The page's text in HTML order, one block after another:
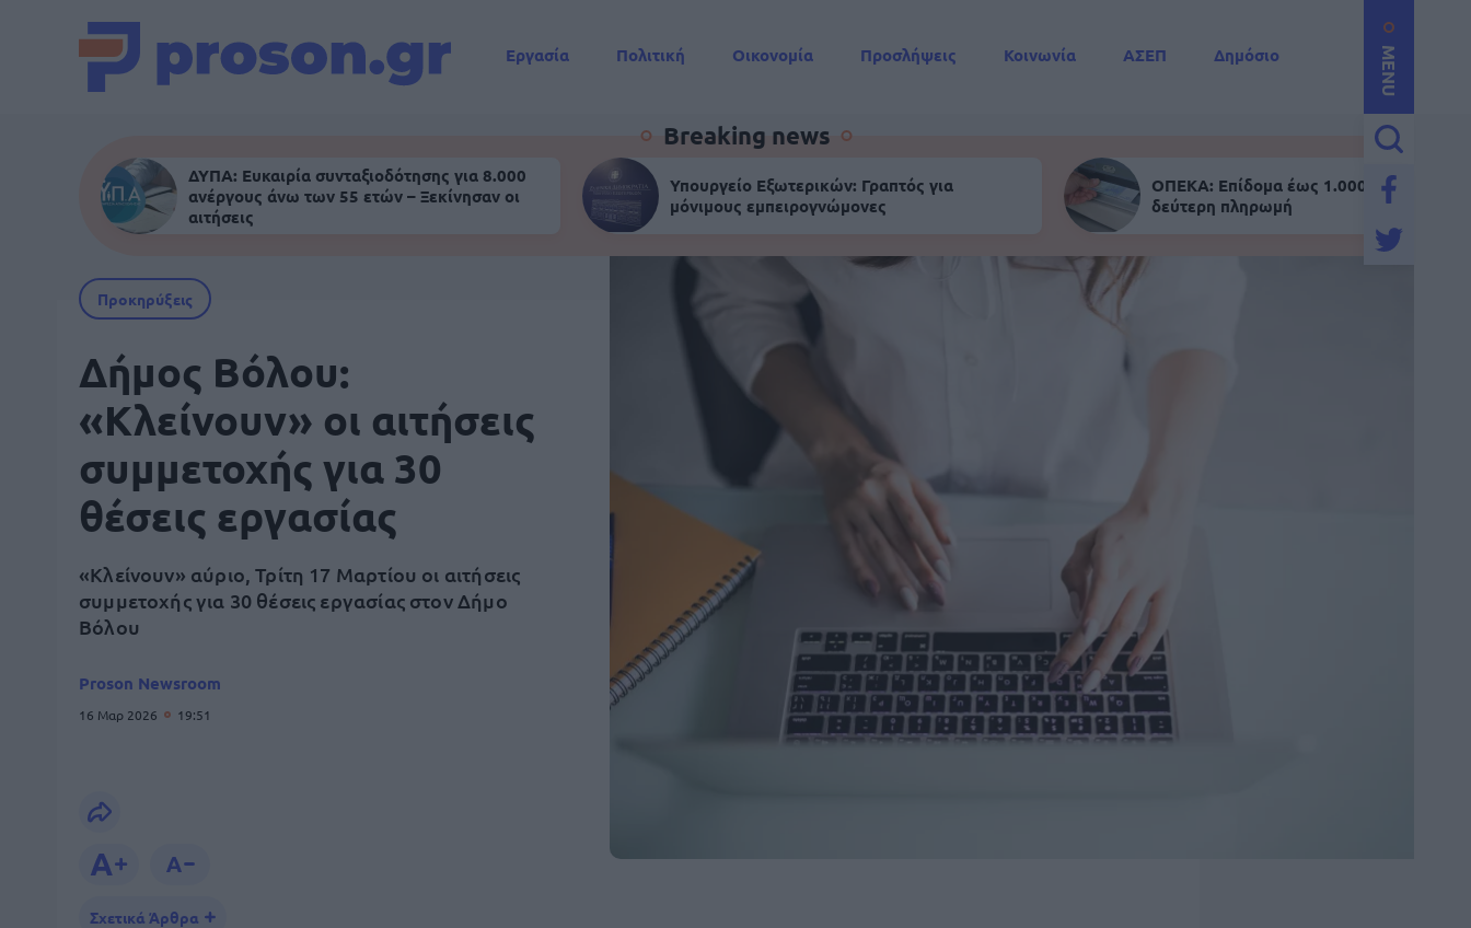
MENU
Εργασία Πολιτική Οικονομία Προσλήψεις Κοινωνία ΑΣΕΠ
Δημόσιο
Breaking news
ΔΥΠΑ: Ευκαιρία συνταξιοδότησης για 8.000
ανέργους άνω των 55 ετών – Ξεκίνησαν οι
αιτήσεις
Υπουργείο Εξωτερικών: Γραπτός για
μόνιμους εμπειρογνώμονες
ΟΠΕΚΑ: Επίδομα έως 1.000 ευρώ -
δεύτερη πληρωμή
Προκηρύξεις
Δήμος Βόλου:
«Κλείνουν» οι αιτήσεις
συμμετοχής για 30
θέσεις εργασίας
«Κλείνουν» αύριο, Τρίτη 17 Μαρτίου οι αιτήσεις
συμμετοχής για 30 θέσεις εργασίας στον Δήμο
Βόλου
Proson Newsroom
16 Μαρ 2026 19:51
Σχετικά Άρθρα